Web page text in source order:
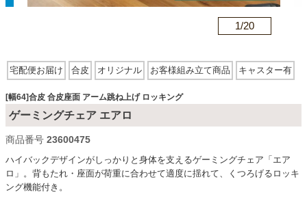
ダイニングテーブル・セット
椅子・チェア
食器棚・キッチン収納
1/20
宅配便お届け 合皮 オリジナル お客様組み立て商品 キャスター有
アーム有 合皮座面 アーム跳ね上げ ロッキング
[幅64]合皮 合皮座面 アーム跳ね上げ ロッキング
ゲーミングチェア エアロ
商品番号 23600475
ハイバックデザインがしっかりと身体を支えるゲーミングチェア「エア
ロ」。背もたれ・座面が荷重に合わせて適度に揺れて、くつろげるロッキ
ング機能付き。